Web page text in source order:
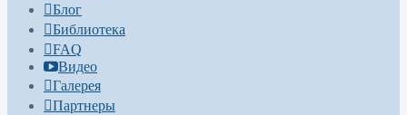
Блог
Библиотека
FAQ
Видео
Галерея
Партнеры